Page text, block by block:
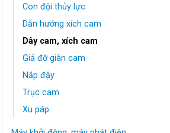
Con đội thủy lực
Dẫn hướng xích cam
Dây cam, xích cam
Giá đỡ giàn cam
Nắp đậy
Trục cam
Xu páp